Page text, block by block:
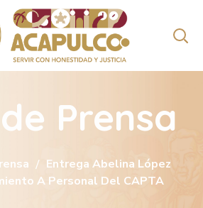
Prensa
Entrega Abelina López
A Personal Del CAPTA